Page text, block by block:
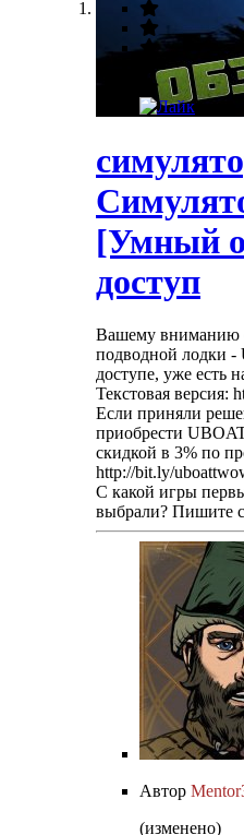
[Умный
доступ
Вашему вниманию
подводной лодки -
доступе, уже есть
Текстовая версия:
Если приняли
приобрести
скидкой в 3% по
http://bit.ly/
С какой игры
выбрали? Пишите
Автор
(изменено)